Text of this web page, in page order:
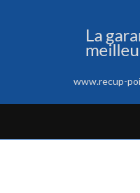
www.recup-